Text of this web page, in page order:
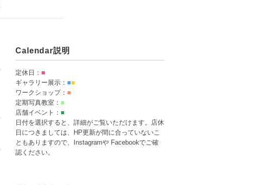
Calendar説明
定休日：■
ギャラリー展示：■■
ワークショップ：■
定期写真教室：■
店舗イベント：■
日付を選択すると、詳細がご覧いただけます。店休
日につきましては、HP更新が間に合っていないこ
ともありますので、Instagramや Facebookでご確
認ください。